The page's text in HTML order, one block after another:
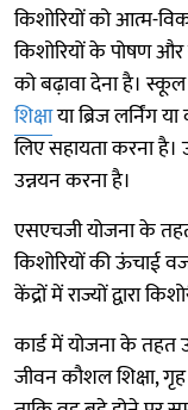
किशोरियों को आत्म-
किशोरियों के पोषण
को बढ़ावा देना है।
शिक्षाया ब्रिज लर्निंग
लिए सहायता करना
उन्नयन करना है।
एसएचजी योजना के
किशोरियों की ऊंचाई
केंद्रों में राज्यों द्वारा
कार्ड में योजना के तहत
जीवन कौशल शिक्षा,